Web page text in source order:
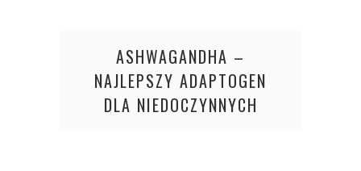
ASHWAGANDHA –
NAJLEPSZY ADAPTOGEN
DLA NIEDOCZYNNYCH